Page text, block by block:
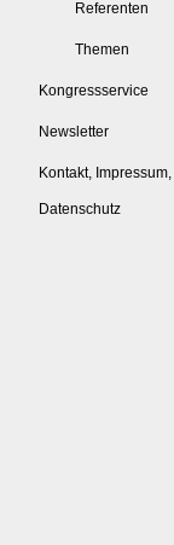
Referenten
Themen
Kongressservice
Newsletter
Kontakt, Impressum,
Datenschutz